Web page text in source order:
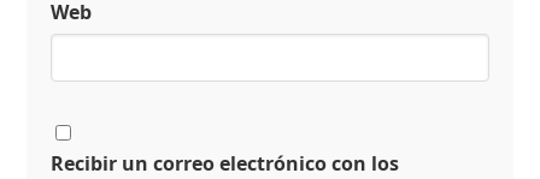
Web
Recibir un correo electrónico con los